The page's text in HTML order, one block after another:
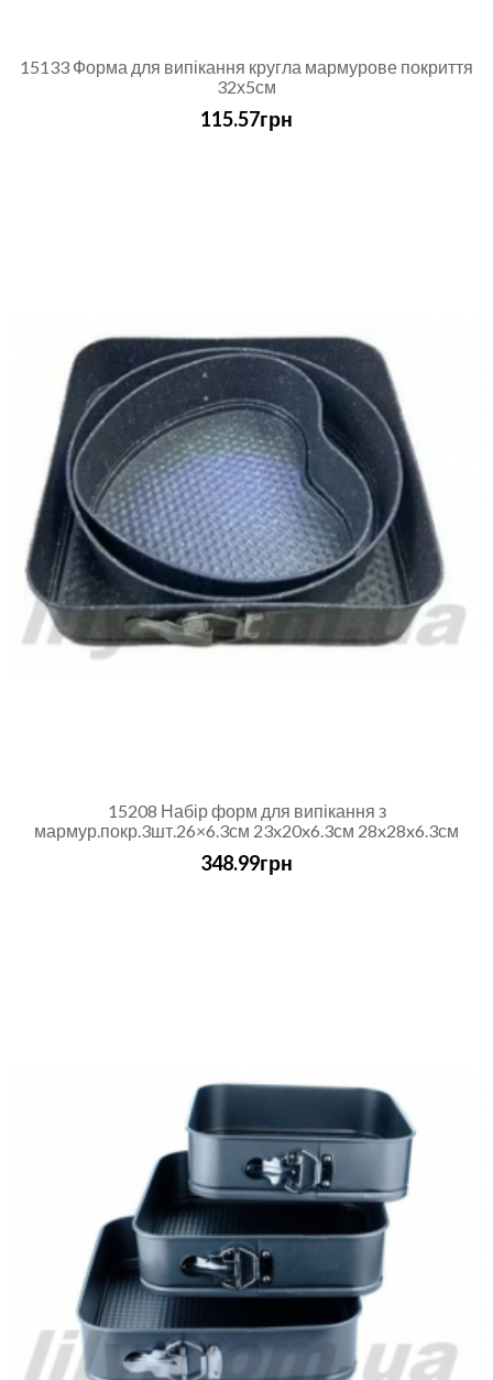
15133 Форма для випікання кругла мармурове покриття
32х5см
115.57грн
15208 Набір форм для випікання з
мармур.покр.3шт.26×6.3см 23x20x6.3см 28x28x6.3см
348.99грн